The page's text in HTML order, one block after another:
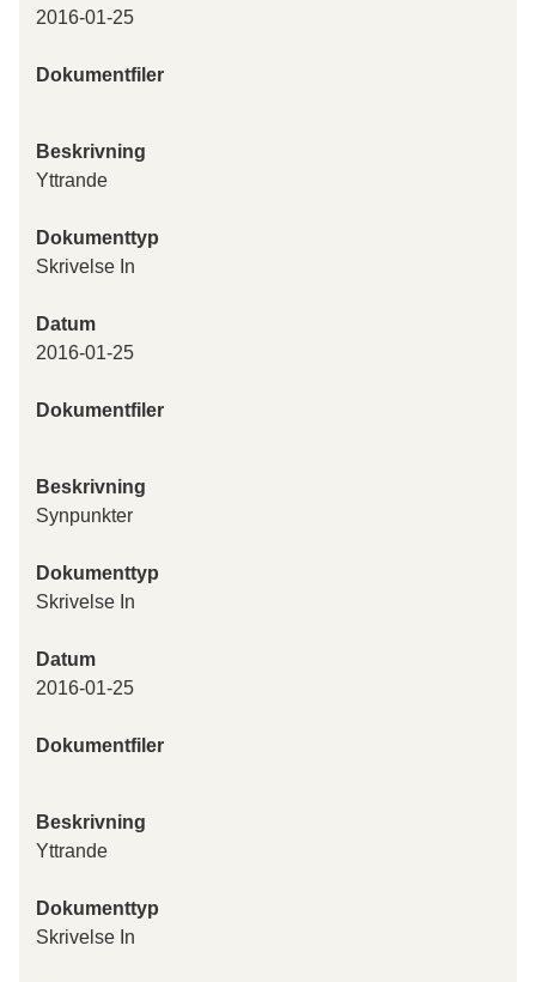
2016-01-25
Dokumentfiler
Beskrivning
Yttrande
Dokumenttyp
Skrivelse In
Datum
2016-01-25
Dokumentfiler
Beskrivning
Synpunkter
Dokumenttyp
Skrivelse In
Datum
2016-01-25
Dokumentfiler
Beskrivning
Yttrande
Dokumenttyp
Skrivelse In